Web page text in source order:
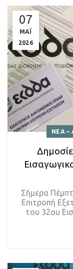
07
ΜΑΪ
2026
ΝΕΑ –
Σήμερα
Επιτροπή
του 32ου